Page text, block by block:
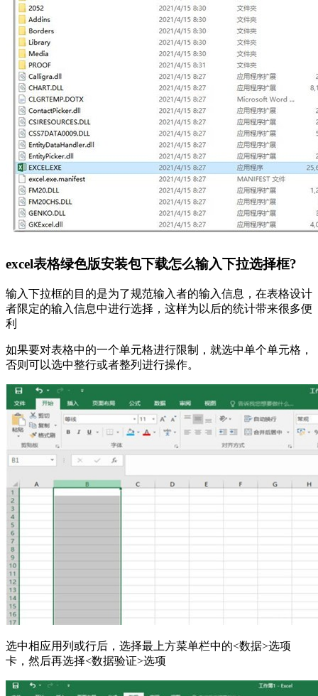
excel表格绿色版安装包下载怎么输入下拉选择框?
输入下拉框的目的是为了规范输入者的输入信息，在表格设计
者限定的输入信息中进行选择，这样为以后的统计带来很多便
利
如果要对表格中的一个单元格进行限制，就选中单个单元格，
否则可以选中整行或者整列进行操作。
选中相应用列或行后，选择最上方菜单栏中的<数据>选项
卡，然后再选择<数据验证>选项